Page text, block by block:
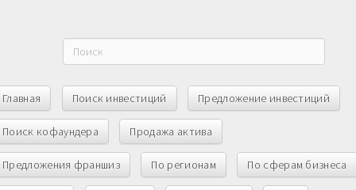
Главная Поиск инвестиций Предложение инвестиций
Поиск кофаундера Продажа актива
Предложения франшиз По регионам По сферам бизнеса